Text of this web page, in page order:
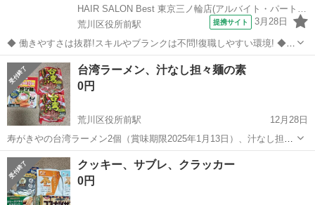
荒川区役所前駅
提携サイト 3月28日
◆ 働きやすさは抜群!スキルやブランクは不問!復職しやすい環境! ◆
自分のライフスタイルに合わせて働けます。 ブランクのある方も、分
かりやすいレッスンで技術に自信をつけてから安心してデビューでき
ますよ。 働きやすさは抜...
東京 荒川区 荒川区役所前駅 美容師
台湾ラーメン、汁なし担々麺の素
0円
荒川区役所前駅
12月28日
寿がきやの台湾ラーメン2個（賞味期限2025年1月13日）、汁なし担々
麺の素（賞味期限2024年12月22日）1個 荒川一丁目のバス停付近まで
取りに来ていただける方に差し上げます。
東京 台東区 荒川区役所前駅 食品
クッキー、サブレ、クラッカー
0円